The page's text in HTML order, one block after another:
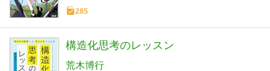
285
構造化思考のレッスン
荒木博行